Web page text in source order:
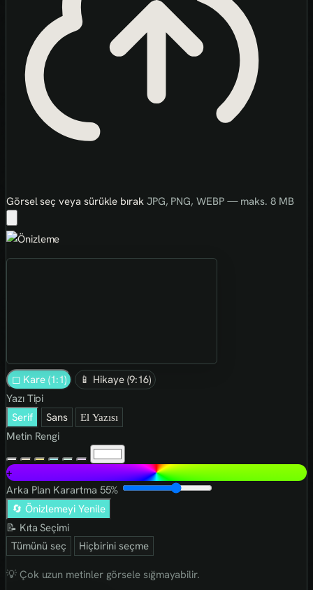
Görsel seç veya sürükle bırak JPG, PNG, WEBP — maks. 8 MB
◻ Kare (1:1)
📱 Hikaye (9:16)
Yazı Tipi
Serif
Sans El Yazısı
Metin Rengi
+
Arka Plan Karartma 55%
🔄 Önizlemeyi Yenile
📝 Kıta Seçimi
Tümünü seç
Hiçbirini seçme
💡 Çok uzun metinler görsele sığmayabilir.